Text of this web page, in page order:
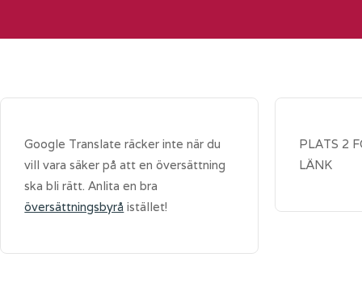
Google Translate räcker inte när du
vill vara säker på att en översättning
ska bli rätt. Anlita en bra
översättningsbyrå istället!
PLATS 2
LÄNK